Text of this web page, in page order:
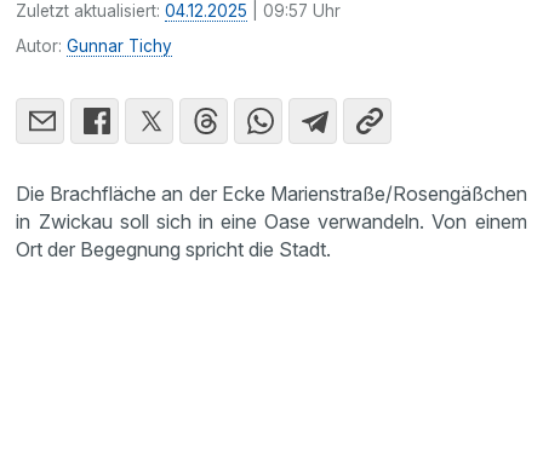
Zuletzt aktualisiert:04.12.2025 | 09:57 Uhr
Autor:Gunnar Tichy
Die Brachfläche an der Ecke Marienstraße/Rosengäßchen
in Zwickau soll sich in eine Oase verwandeln. Von einem
Ort der Begegnung spricht die Stadt.